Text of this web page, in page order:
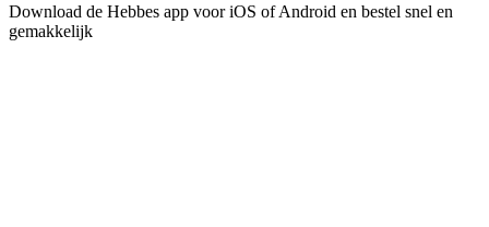
Download de Hebbes app voor iOS of Android en bestel snel en
gemakkelijk​​​​‌ ‍ ​‍​‍‌‍ ‌ ​‍‌‍‍‌‌‍‌ ‌‍‍‌‌‍ ‍​‍​‍​ ‍‍​‍​‍‌ ​ ‌‍​‌‌‍ ‍‌‍‍‌‌ ‌​‌ ‍‌​‍ ‍‌‍‍‌‌‍ ​‍​‍​‍ ​​‍​‍‌‍‍​‌ ​‍‌‍‌‌‌‍‌‍​‍​‍​ ‍‍​‍​‍‌‍‍​‌ ‌​‌ ‌​‌ ​​​ ‍‍​‍ ​‍ ‌‍ ​‌‍ ‌‍​ ‌‍​‌‌‍ ​‌‍‍​‌‍ ‌ ​ ‌ ‌​​ ‍‍​ ​ ​ ​ ​ ​ ​ ​ ​‍ ‌‍‍‌‌‍ ‍‌ ‌​‌‍‌‌‌‍ ‍‌ ‌​​‍ ‌‍‌‌‌‍‌​‌‍‍‌‌ ‌​​‍ ‌‍ ‌‌‍ ‌‍‌​‌‍‌‌​ ‌‌ ​​‌ ​‍‌‍‌‌‌ ​ ‌‍‌‌‌‍ ‍‌ ‌​‌‍​‌‌ ‌​‌‍‍‌‌‍ ‌‍ ‍​ ‍ ‌‍‍‌‌‍‌​​ ‌‌‍‌ ‌‍ ​‌‍ ‌‍​‍‌‍​‌‌‍ ​​ ‍ ‌ ‌​‌ ‍‌‌ ​​‌‍‌‌​ ‌‌‍‌ ‌‍ ​‌‍ ‌‍​‍‌‍​‌‌‍ ​​ ‍ ‌ ​​‌‍​‌‌ ‌​‌‍‍​​ ‌‌‍‌‍‌‍ ‌‍ ‌ ‌​‌‍‌‌‌ ​‍​‍ ‍‌‍​‌‌ ​​‌ ​​‌​‌​‌‍ ‌ ‌ ‌‍ ‍‌‍ ​‌‍ ‌‍​‌‌‍‌​​‍ ‍‌‍‌​‌‍‌‌‌ ​ ‌‍​ ‌ ​‍‌‍‍‌‌ ​​‌ ‌​‌‍‍‌‌‍ ‌‍ ‍​ ‌‍​‍‌‍​‌‌ ​ ‌‍‌‌‌‌‌‌‌ ​‍‌‍ ​​ ‌‌‍‍​‌ ‌​‌ ‌​‌ ​​​‍‌‌​ ​ ‌​​‌​‍‌‌​ ​‍‌​‌‍​‍‌‌​ ​‍‌​‌‍‌‍ ​‌‍ ‌‍​ ‌‍​‌‌‍ ​‌‍‍​‌‍ ‌ ​ ‌ ‌​​‍‌‌​ ​ ‌​​‌​ ​ ​ ​ ​ ​ ​ ​ ​‍‌‍‌‍‍‌‌‍‌​​ ‌‌‍‌ ‌‍ ​‌‍ ‌‍​‍‌‍​‌‌‍ ​​‍‌‍‌ ‌​‌ ‍‌‌ ​​‌‍‌‌​ ‌‌‍‌ ‌‍ ​‌‍ ‌‍​‍‌‍​‌‌‍ ​​‍‌‍‌ ​​‌‍​‌‌ ‌​‌‍‍​​ ‌‌‍‌‍‌‍ ‌‍ ‌ ‌​‌‍‌‌‌ ​‍​‍ ‍‌‍​‌‌ ​​‌ ​​‌​‌​‌‍ ‌ ‌ ‌‍ ‍‌‍ ​‌‍ ‌‍​‌‌‍‌​​‍ ‍‌‍‌​‌‍‌‌‌ ​ ‌‍​ ‌ ​‍‌‍‍‌‌ ​​‌ ‌​‌‍‍‌‌‍ ‌‍ ‍​‍‌‍‌ ​​‌‍‌‌‌ ​‍‌ ​ ‌ ​​‌‍‌‌‌‍​ ‌ ‌​‌‍‍‌‌ ‌‍‌‍‌‌​ ‌‌ ​​‌ ‌‌‌‍​‍‌‍ ​‌‍‍‌‌ ​ ‌‍‍​‌‍‌‌‌‍‌​​‍​‍‌ ‌